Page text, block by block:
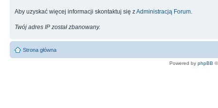
Aby uzyskać więcej informacji skontaktuj się zAdministracją Forum
Twój adres IP został zbanowany.
Strona główna
Powered by phpBB